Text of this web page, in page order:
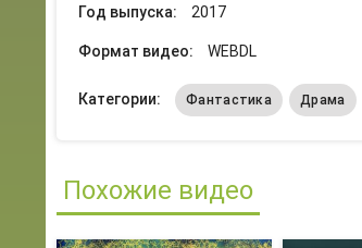
Год выпуска: 2017
Формат видео: WEBDL
Категории: Фантастика Драма
Похожие видео